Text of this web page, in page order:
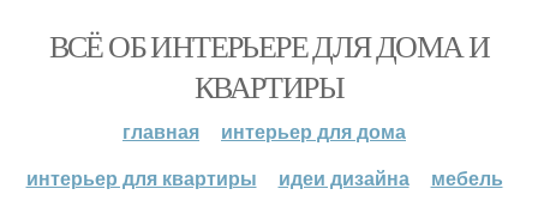
ВСЁ ОБ ИНТЕРЬЕРЕ ДЛЯ ДОМА И
КВАРТИРЫ
главная
интерьер для дома
интерьер для квартиры
идеи дизайна мебель